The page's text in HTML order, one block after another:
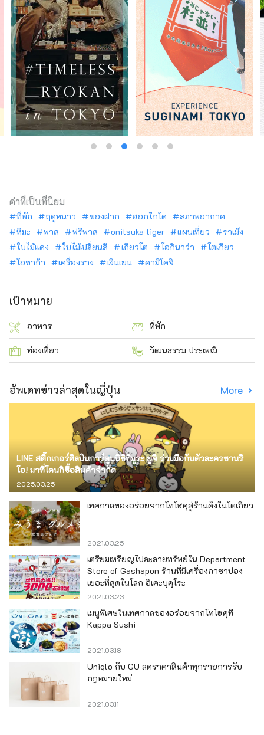
คำที่เป็นที่นิยม
ที่พัก ฤดูหนาว ของฝาก ฮอกไกโด
สภาพอากาศ
หิมะ
พาส ฟรีพาส onitsuka tiger แผนเที่ยว
ราเม็ง
ใบไม้แดง
ใบไม้เปลี่ยนสี เกียวโต โอกินาว่า
โตเกียว
โอซาก้า
เครื่องราง เงินเยน คามิโคจิ
เป้าหมาย
อาหาร ที่พัก
ท่องเที่ยว วัฒนธรรม ประเพณี
อัพเดทข่าวล่าสุดในญี่ปุ่น More
LINE สติ๊กเกอร์ศิลปินการ์ตูนนิชิทีมูระ ยูจิ ร่วมมือกับตัวละครซานริ
โอ! มาที่โดนกิซื้อสินค้าจำกัด
2025.03.25
เทศกาลของอร่อยจากโทโฮคุสู่ร้านดังในโตเกียว
2021.03.25
เตรียมเหรียญไปละลายทรัพย์ใน Department
Store of Gashapon ร้านที่มีเครื่องกาชาปอง
เยอะที่สุดในโลก อิเคะบุคุโระ
2021.03.23
เมนูพิเศษในเทศกาลของอร่อยจากโทโฮคุที่
Kappa Sushi
2021.03.18
Uniqlo กับ GU ลดราคาสินค้าทุกรายการรับ
กฎหมายใหม่
2021.03.11